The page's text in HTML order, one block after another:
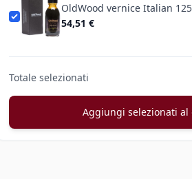
OldWood vernice Italian
54,51 €
Totale selezionati
Aggiungi selezionati al